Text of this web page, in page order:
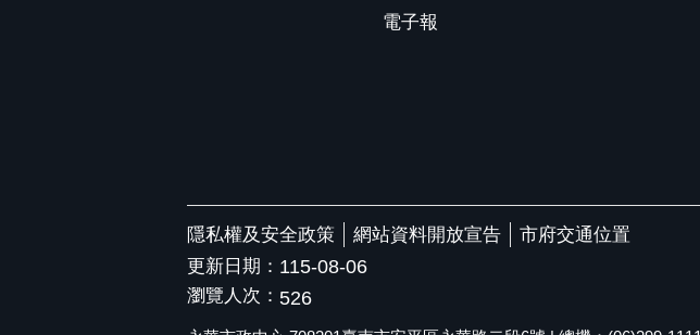
電子報
隱私權及安全政策 網站資料開放宣告
市府交通位置
更新日期： 115-08-06
瀏覽人次： 526